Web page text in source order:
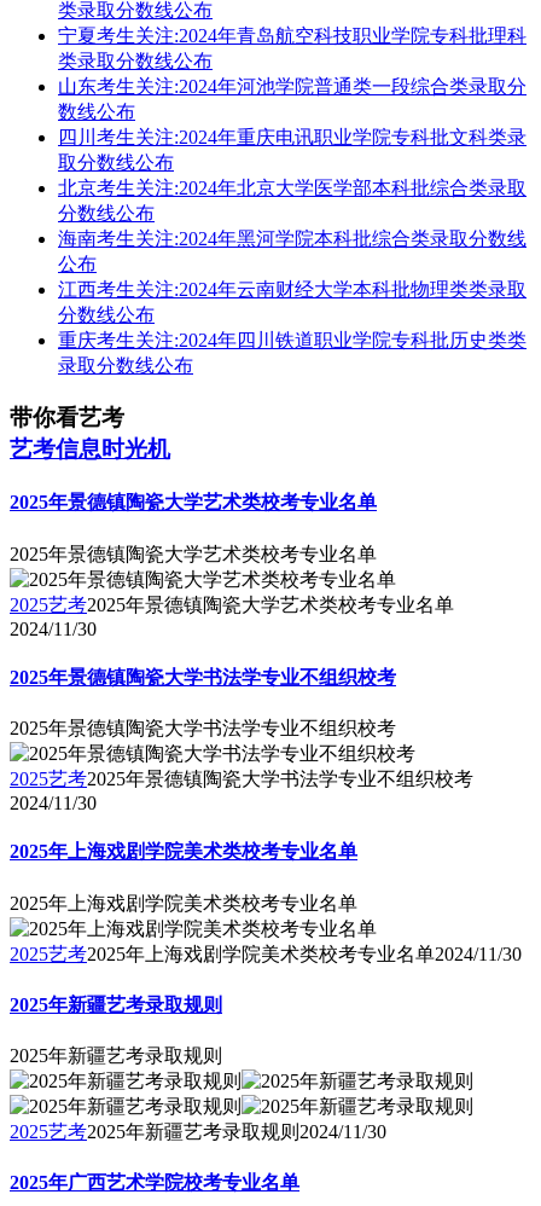
类录取分数线公布
宁夏考生关注:2024年青岛航空科技职业学院专科批理科
类录取分数线公布
山东考生关注:2024年河池学院普通类一段综合类录取分
数线公布
四川考生关注:2024年重庆电讯职业学院专科批文科类录
取分数线公布
北京考生关注:2024年北京大学医学部本科批综合类录取
分数线公布
海南考生关注:2024年黑河学院本科批综合类录取分数线
公布
江西考生关注:2024年云南财经大学本科批物理类类录取
分数线公布
重庆考生关注:2024年四川铁道职业学院专科批历史类类
录取分数线公布
带你看艺考
艺考信息时光机
2025年景德镇陶瓷大学艺术类校考专业名单
2025年景德镇陶瓷大学艺术类校考专业名单
2025艺考2025年景德镇陶瓷大学艺术类校考专业名单
2024/11/30
2025年景德镇陶瓷大学书法学专业不组织校考
2025年景德镇陶瓷大学书法学专业不组织校考
2025艺考2025年景德镇陶瓷大学书法学专业不组织校考
2024/11/30
2025年上海戏剧学院美术类校考专业名单
2025年上海戏剧学院美术类校考专业名单
2025艺考2025年上海戏剧学院美术类校考专业名单2024/11/30
2025年新疆艺考录取规则
2025年新疆艺考录取规则
2025艺考2025年新疆艺考录取规则 2024/11/30
2025年广西艺术学院校考专业名单